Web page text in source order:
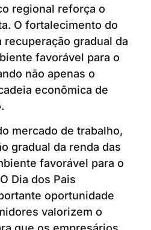
regional reforça o
O fortalecimento do
gradual da
favorável para o
não apenas o
econômica de
mercado de trabalho,
gradual da renda das
favorável para o
Dia dos Pais
oportunidade
valorizem o